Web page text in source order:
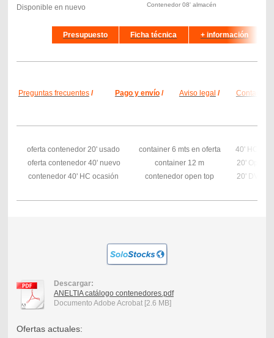
Contenedor 08' almacén
Disponible en nuevo
Presupuesto Ficha técnica + información
Preguntas frecuentes / Pago y envío / Aviso legal / Contacto
oferta contenedor 20' usado container 6 mts en oferta
40' HC
oferta contenedor 40' nuevo
container 12 m
20' Open
contenedor 40' HC ocasión
contenedor open top 20' DV
Descargar:
ANELTIA catálogo contenedores.pdf
Documento Adobe Acrobat [2.6 MB]
Ofertas actuales: